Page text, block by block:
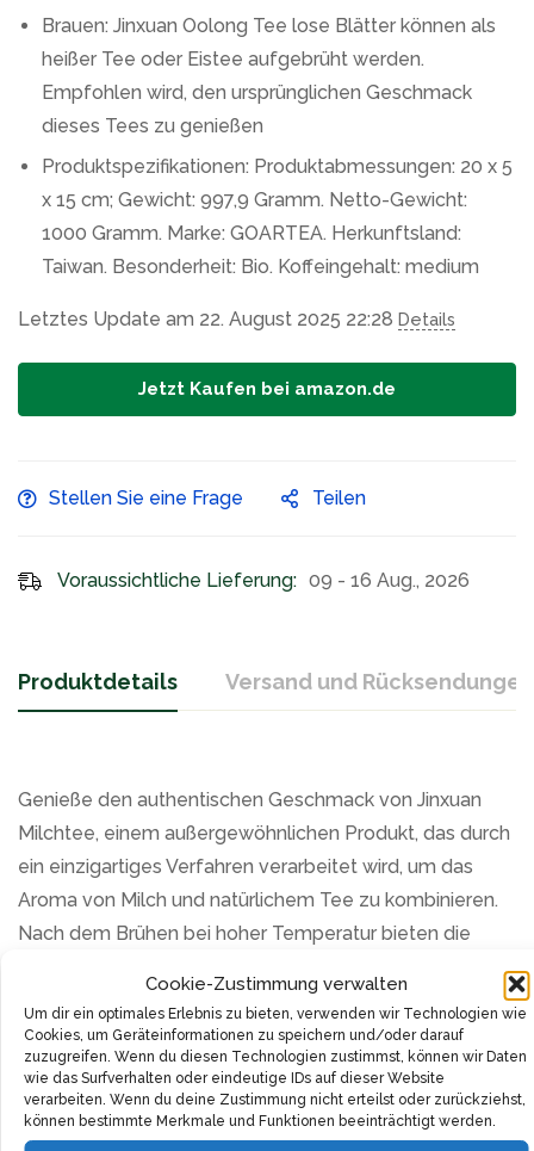
Cookie-Zustimmung verwalten
Um dir ein optimales Erlebnis zu bieten, verwenden wir Technologien wie
Cookies, um Geräteinformationen zu speichern und/oder darauf
zuzugreifen. Wenn du diesen Technologien zustimmst, können wir Daten
wie das Surfverhalten oder eindeutige IDs auf dieser Website
verarbeiten. Wenn du deine Zustimmung nicht erteilst oder zurückziehst,
können bestimmte Merkmale und Funktionen beeinträchtigt werden.
Brauen: Jinxuan Oolong Tee lose Blätter können als
heißer Tee oder Eistee aufgebrüht werden.
Empfohlen wird, den ursprünglichen Geschmack
dieses Tees zu genießen
Produktspezifikationen: Produktabmessungen: 20 x 5
x 15 cm; Gewicht: 997,9 Gramm. Netto-Gewicht:
1000 Gramm. Marke: GOARTEA. Herkunftsland:
Taiwan. Besonderheit: Bio. Koffeingehalt: medium
Letztes Update am 22. August 2025 22:28 Details
Jetzt Kaufen bei amazon.de
Stellen Sie eine Frage Teilen
Voraussichtliche Lieferung: 09 - 16 Aug., 2026
Produktdetails Versand und Rücksendungen
Genieße den authentischen Geschmack von Jinxuan
Milchtee, einem außergewöhnlichen Produkt, das durch
ein einzigartiges Verfahren verarbeitet wird, um das
Aroma von Milch und natürlichem Tee zu kombinieren.
Nach dem Brühen bei hoher Temperatur bieten die
während die folgenden Tassen voller natürlichem Tee-
Aroma sind.
Trockene taiwanische Milch-Oolong-Teeblätter mit
Milcharoma verleihen dem Tee sein charakteristisches